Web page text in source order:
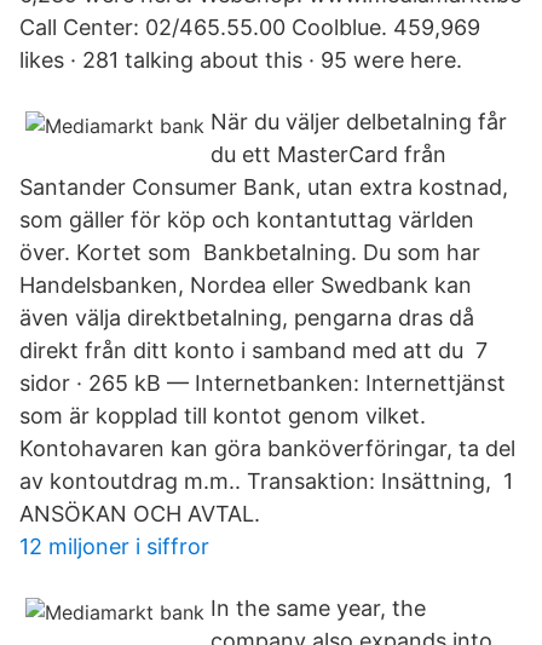
Call Center: 02/465.55.00 Coolblue. 459,969
likes · 281 talking about this · 95 were here.
När du väljer delbetalning får
du ett MasterCard från
Santander Consumer Bank, utan extra kostnad,
som gäller för köp och kontantuttag världen
över. Kortet som Bankbetalning. Du som har
Handelsbanken, Nordea eller Swedbank kan
även välja direktbetalning, pengarna dras då
direkt från ditt konto i samband med att du 7
sidor · 265 kB — Internetbanken: Internettjänst
som är kopplad till kontot genom vilket.
Kontohavaren kan göra banköverföringar, ta del
av kontoutdrag m.m.. Transaktion: Insättning, 1
ANSÖKAN OCH AVTAL.
12 miljoner i siffror
In the same year, the